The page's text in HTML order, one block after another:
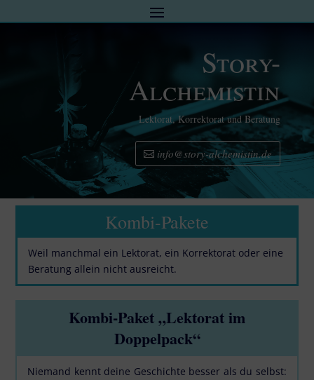
Story-
Alchemistin
Lektorat, Korrektorat und Beratung
info@story-alchemistin.de
Kombi-Pakete
Weil manchmal ein Lektorat, ein Korrektorat oder eine
Beratung allein nicht ausreicht.
Kombi-Paket „Lektorat im
Doppelpack“
Niemand kennt deine Geschichte besser als du selbst: